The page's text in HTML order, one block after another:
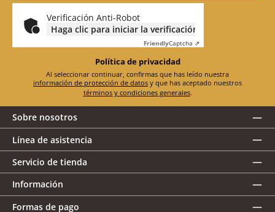
electrónico
Verificación Anti-Robot
Haga clic para iniciar la verificación
FriendlyCaptcha ⇗
Política de privacidad
información de protección de datos
términos y condiciones generales.
Sobre nosotros
Línea de asistencia
Servicio de tienda
Información
Formas de pago